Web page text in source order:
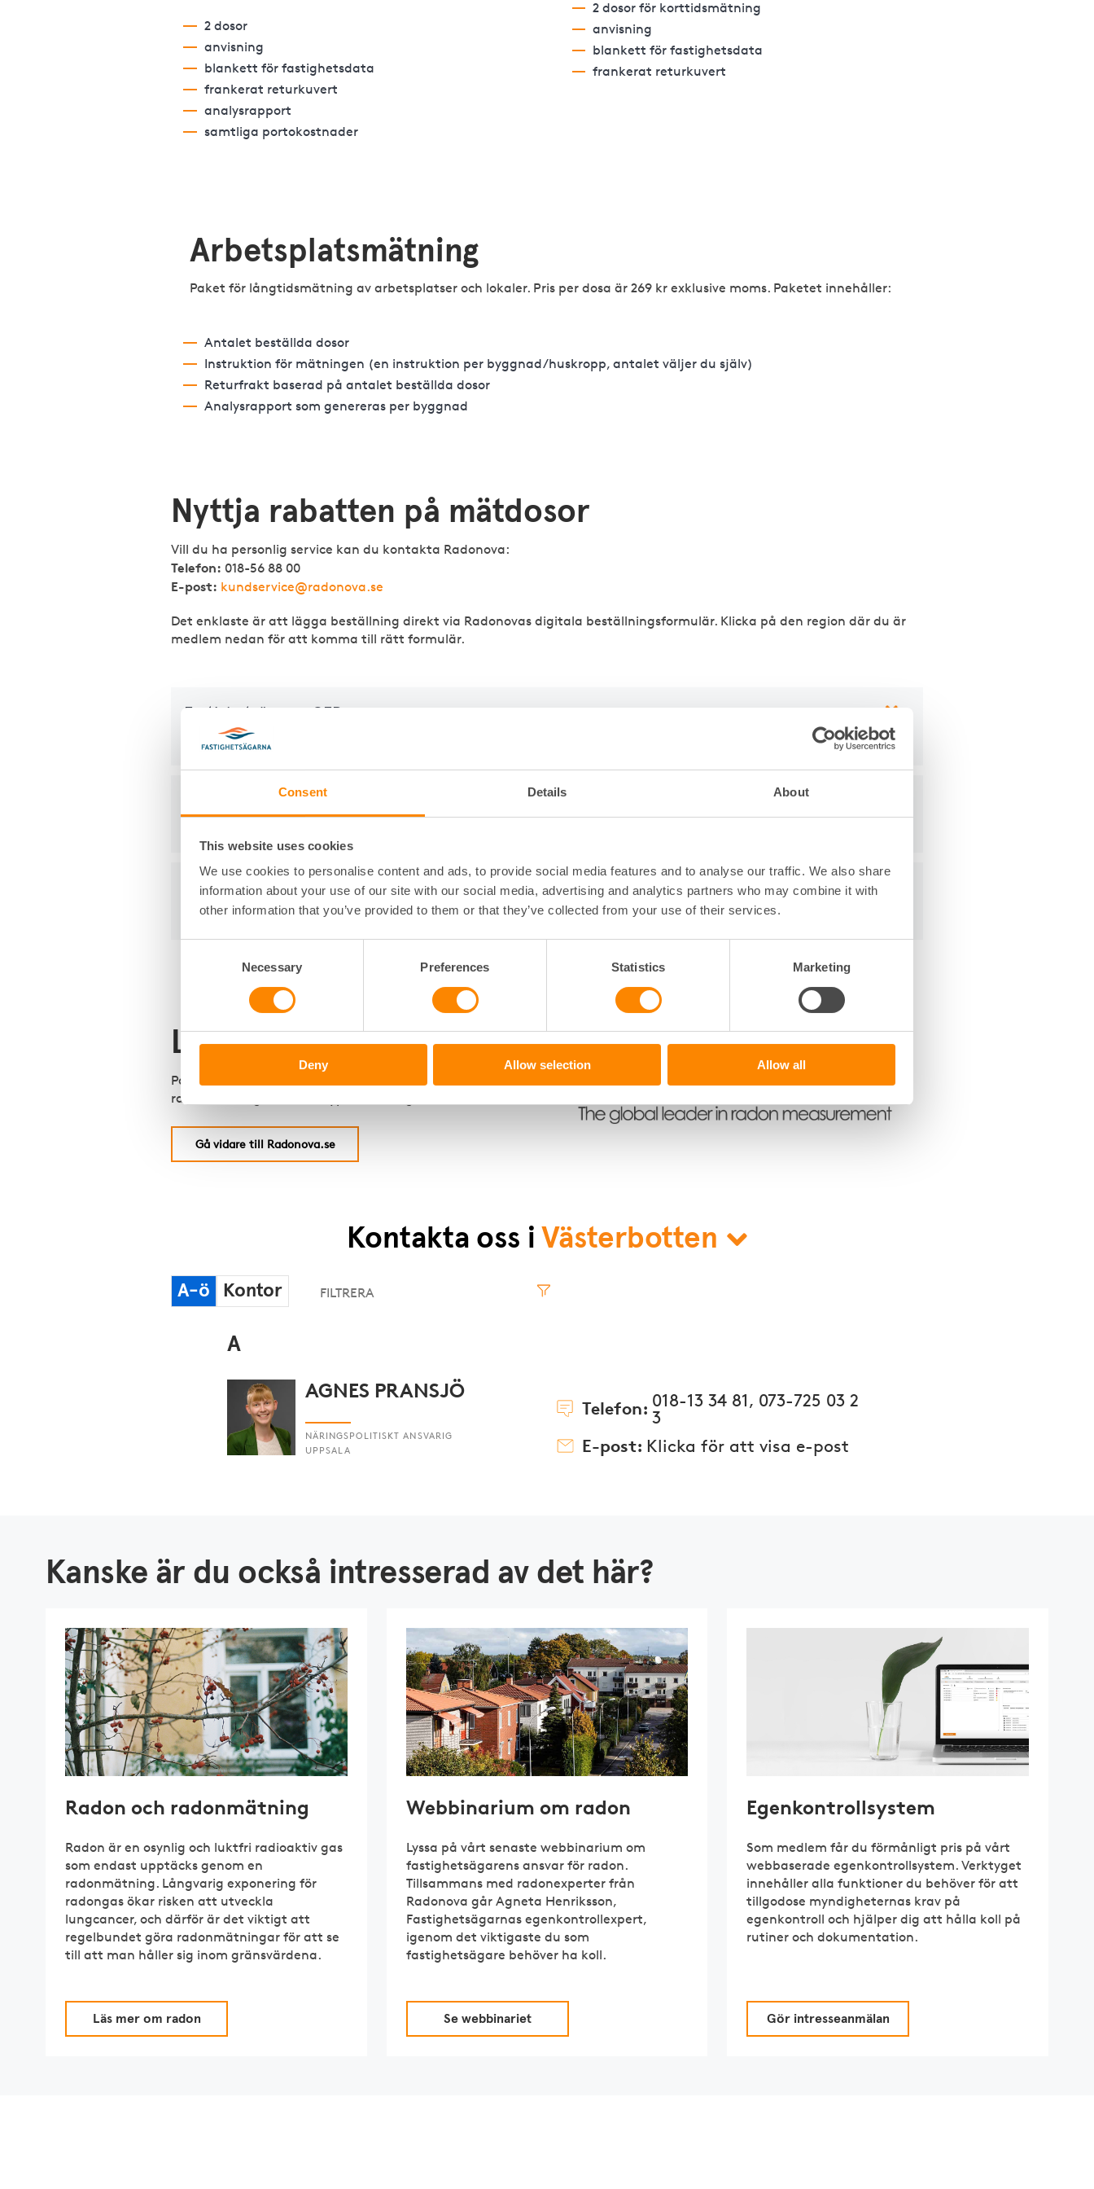
Consent Details About
This website uses cookies
We use cookies to personalise content and ads, to provide social media features and to analyse our traffic. We also share
information about your use of our site with our social media, advertising and analytics partners who may combine it with
other information that you’ve provided to them or that they’ve collected from your use of their services.
Necessary Preferences Statistics Marketing
Deny Allow selection Allow all
2 dosor
anvisning
blankett för fastighetsdata
frankerat returkuvert
analysrapport
samtliga portokostnader
2 dosor för korttidsmätning
anvisning
blankett för fastighetsdata
frankerat returkuvert
Arbetsplatsmätning
Paket för långtidsmätning av arbetsplatser och lokaler. Pris per dosa är 269 kr exklusive moms. Paketet innehåller:
Antalet beställda dosor
Instruktion för mätningen (en instruktion per byggnad/huskropp, antalet väljer du själv)
Returfrakt baserad på antalet beställda dosor
Analysrapport som genereras per byggnad
Nyttja rabatten på mätdosor
Vill du ha personlig service kan du kontakta Radonova:
Telefon: 018-56 88 00
E-post: kundservice@radonova.se
Det enklaste är att lägga beställning direkt via Radonovas digitala beställningsformulär. Klicka på den region där du är
medlem nedan för att komma till rätt formulär.
Fastighetsägarna GFR
Fastighetsägarna MittNord
Fastighetsägarna Syd
Läs mer
På Radonovas hemsida kan du läsa mer om radon och
radonmätningar för alla typer av fastigheter.
Gå vidare till Radonova.se
Kontakta oss i Västerbotten
A-ö Kontor
A
AGNES PRANSJÖ
NÄRINGSPOLITISKT ANSVARIG
UPPSALA
Telefon: 018-13 34 81, 073-725 03 2
3
E-post: Klicka för att visa e-post
Kanske är du också intresserad av det här?
Radon och radonmätning
Radon är en osynlig och luktfri radioaktiv gas
som endast upptäcks genom en
radonmätning. Långvarig exponering för
radongas ökar risken att utveckla
lungcancer, och därför är det viktigt att
regelbundet göra radonmätningar för att se
till att man håller sig inom gränsvärdena.
Läs mer om radon
Webbinarium om radon
Lyssa på vårt senaste webbinarium om
fastighetsägarens ansvar för radon.
Tillsammans med radonexperter från
Radonova går Agneta Henriksson,
Fastighetsägarnas egenkontrollexpert,
igenom det viktigaste du som
fastighetsägare behöver ha koll.
Se webbinariet
Egenkontrollsystem
Som medlem får du förmånligt pris på vårt
webbaserade egenkontrollsystem. Verktyget
innehåller alla funktioner du behöver för att
tillgodose myndigheternas krav på
egenkontroll och hjälper dig att hålla koll på
rutiner och dokumentation.
Gör intresseanmälan